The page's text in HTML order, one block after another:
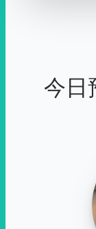
今日